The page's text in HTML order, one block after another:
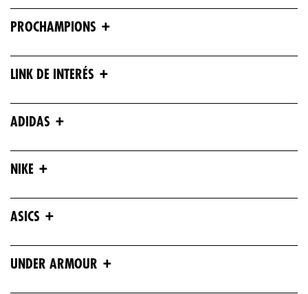
PROCHAMPIONS +
LINK DE INTERÉS +
ADIDAS +
NIKE +
ASICS +
UNDER ARMOUR +